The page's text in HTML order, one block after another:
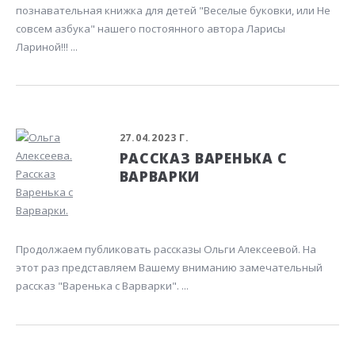
познавательная книжка для детей "Веселые буковки, или Не
совсем азбука" нашего постоянного автора Ларисы
Лариной!!! ...
27.04.2023 Г.
РАССКАЗ ВАРЕНЬКА С
ВАРВАРКИ
Продолжаем публиковать рассказы Ольги Алексеевой. На
этот раз представляем Вашему вниманию замечательный
рассказ "Варенька с Варварки". ...